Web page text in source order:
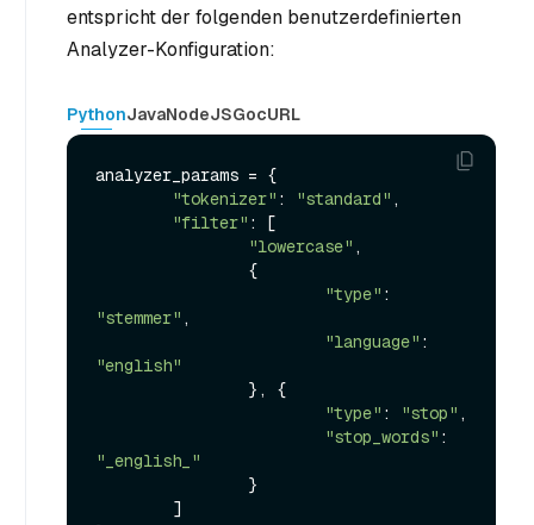
entspricht der folgenden benutzerdefinierten
Analyzer-Konfiguration:
PythonJavaNodeJSGocURL
analyzer_params = {
"tokenizer" : "standard" ,
"filter" : [
"lowercase" ,
"type"
"stemmer" ,
"language"
"english"
"type" : "stop" ,
"stop_words"
"_english_"